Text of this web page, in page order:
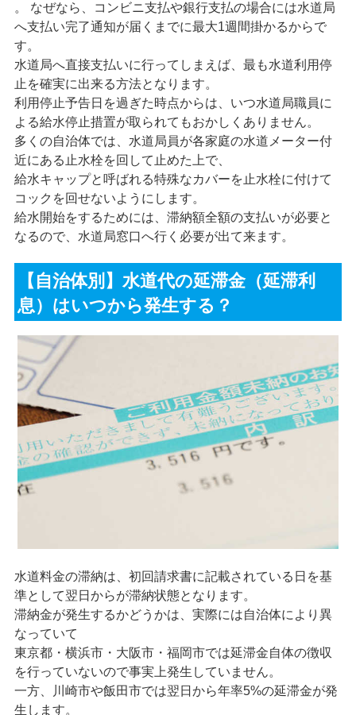
。 なぜなら、コンビニ支払や銀行支払の場合には水道局
へ支払い完了通知が届くまでに最大1週間掛かるからで
す。
水道局へ直接支払いに行ってしまえば、最も水道利用停
止を確実に出来る方法となります。
利用停止予告日を過ぎた時点からは、いつ水道局職員に
よる給水停止措置が取られてもおかしくありません。
多くの自治体では、水道局員が各家庭の水道メーター付
近にある止水栓を回して止めた上で、
給水キャップと呼ばれる特殊なカバーを止水栓に付けて
コックを回せないようにします。
給水開始をするためには、滞納額全額の支払いが必要と
なるので、水道局窓口へ行く必要が出て来ます。
【自治体別】水道代の延滞金（延滞利
息）はいつから発生する？
水道料金の滞納は、初回請求書に記載されている日を基
準として翌日からが滞納状態となります。
滞納金が発生するかどうかは、実際には自治体により異
なっていて
東京都・横浜市・大阪市・福岡市では延滞金自体の徴収
を行っていないので事実上発生していません。
一方、川崎市や飯田市では翌日から年率5%の延滞金が発
生します。